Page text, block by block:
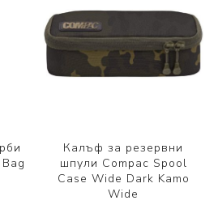
Калъф за резервни
шпули Compac Spool
Case Wide Dark Kamo
Wide